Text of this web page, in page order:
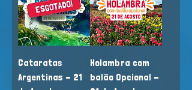
Cataratas
Argentinas - 21
Holambra com
balão Opcional -